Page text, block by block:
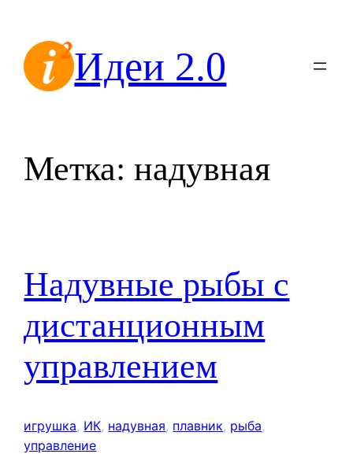
содержимомуИдеи 2.0
Метка:надувная
Надувные рыбы с
дистанционным
управлением
игрушка, ИК, надувная, плавник, рыба
управление